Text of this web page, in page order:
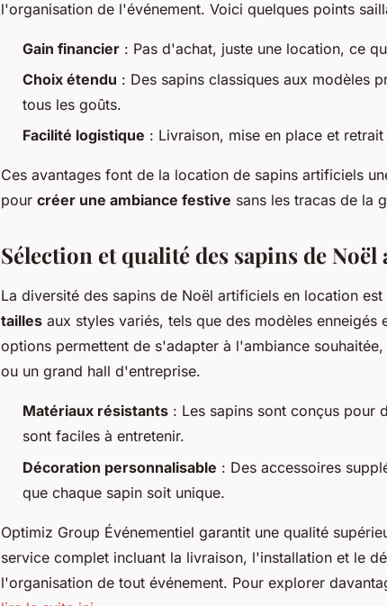
l'organisation de l'événement. Voici quelques points
Gain financier : Pas d'achat, juste une location, ce
Choix étendu : Des sapins classiques aux modèles
tous les goûts.
Facilité logistique : Livraison, mise en place et
Ces avantages font de la location de sapins artificiels
pour créer une ambiance festive sans les tracas de la
Sélection et qualité des sapins de
La diversité des sapins de Noël artificiels en location
tailles aux styles variés, tels que des modèles enneigés
options permettent de s'adapter à l'ambiance
ou un grand hall d'entreprise.
Matériaux résistants : Les sapins sont conçus pour
sont faciles à entretenir.
Décoration personnalisable : Des accessoires
que chaque sapin soit unique.
Optimiz Group Événementiel garantit une qualité
service complet incluant la livraison, l'installation et le
l'organisation de tout événement. Pour explorer